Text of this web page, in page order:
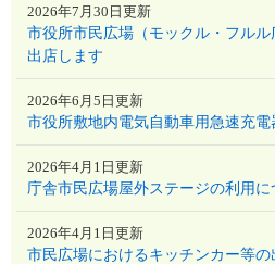
市役所市民広場（モックル・フル
出店します
2026年7月30日更新
市役所敷地内電気自動車用急速充電
2026年6月5日更新
庁舎市民広場屋外ステージの利用に
2026年4月1日更新
市民広場におけるキッチンカー等
2026年4月1日更新